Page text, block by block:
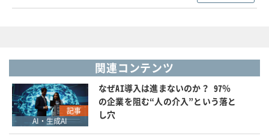
関連コンテンツ
記事
AI・生成AI
なぜAI導入は進まないのか？ 97％
の企業を阻む“人の介入”という落と
し穴